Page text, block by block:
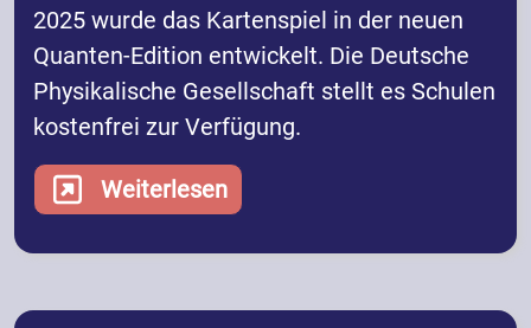
2025 wurde das Kartenspiel in der neuen
Quanten-Edition entwickelt. Die Deutsche
Physikalische Gesellschaft stellt es Schulen
kostenfrei zur Verfügung.
Weiterlesen